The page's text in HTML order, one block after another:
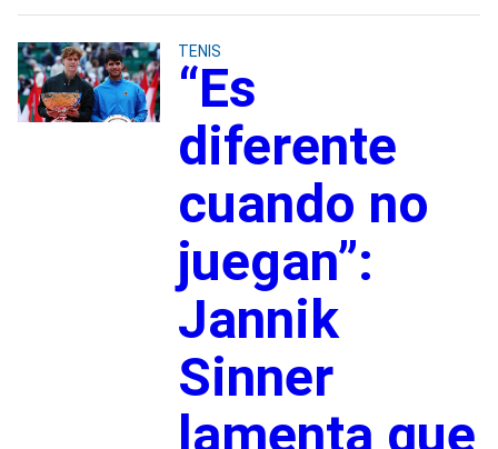
TENIS
“Es
diferente
cuando no
juegan”:
Jannik
Sinner
lamenta que